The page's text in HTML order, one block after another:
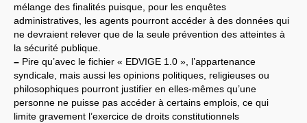
mélange des finalités puisque, pour les enquêtes
administratives, les agents pourront accéder à des données qui
ne devraient relever que de la seule prévention des atteintes à
la sécurité publique.
– Pire qu’avec le fichier « EDVIGE 1.0 », l’appartenance
syndicale, mais aussi les opinions politiques, religieuses ou
philosophiques pourront justifier en elles-mêmes qu’une
personne ne puisse pas accéder à certains emplois, ce qui
limite gravement l’exercice de droits constitutionnels